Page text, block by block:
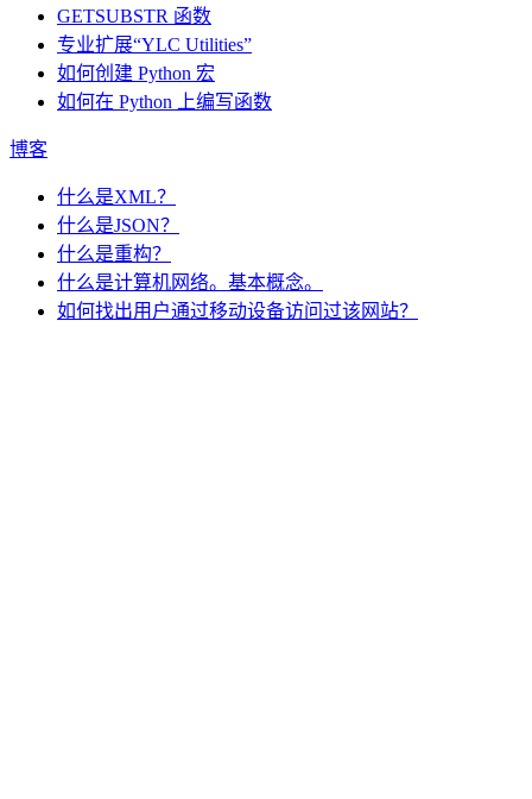
GETSUBSTR 函数
专业扩展“YLC Utilities”
如何创建 Python 宏
如何在 Python 上编写函数
博客
什么是XML？
什么是JSON？
什么是重构？
什么是计算机网络。基本概念。
如何找出用户通过移动设备访问过该网站？